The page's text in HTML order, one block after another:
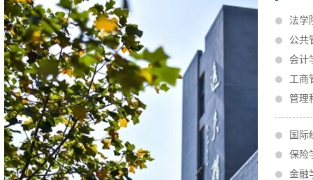
法学
公共
会计
工商
管理
国际
保险
金融